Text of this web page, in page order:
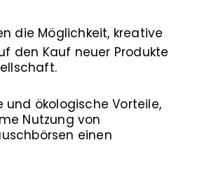
die Möglichkeit, kreative
den Kauf neuer Produkte
ökologische Vorteile,
Nutzung von
einen